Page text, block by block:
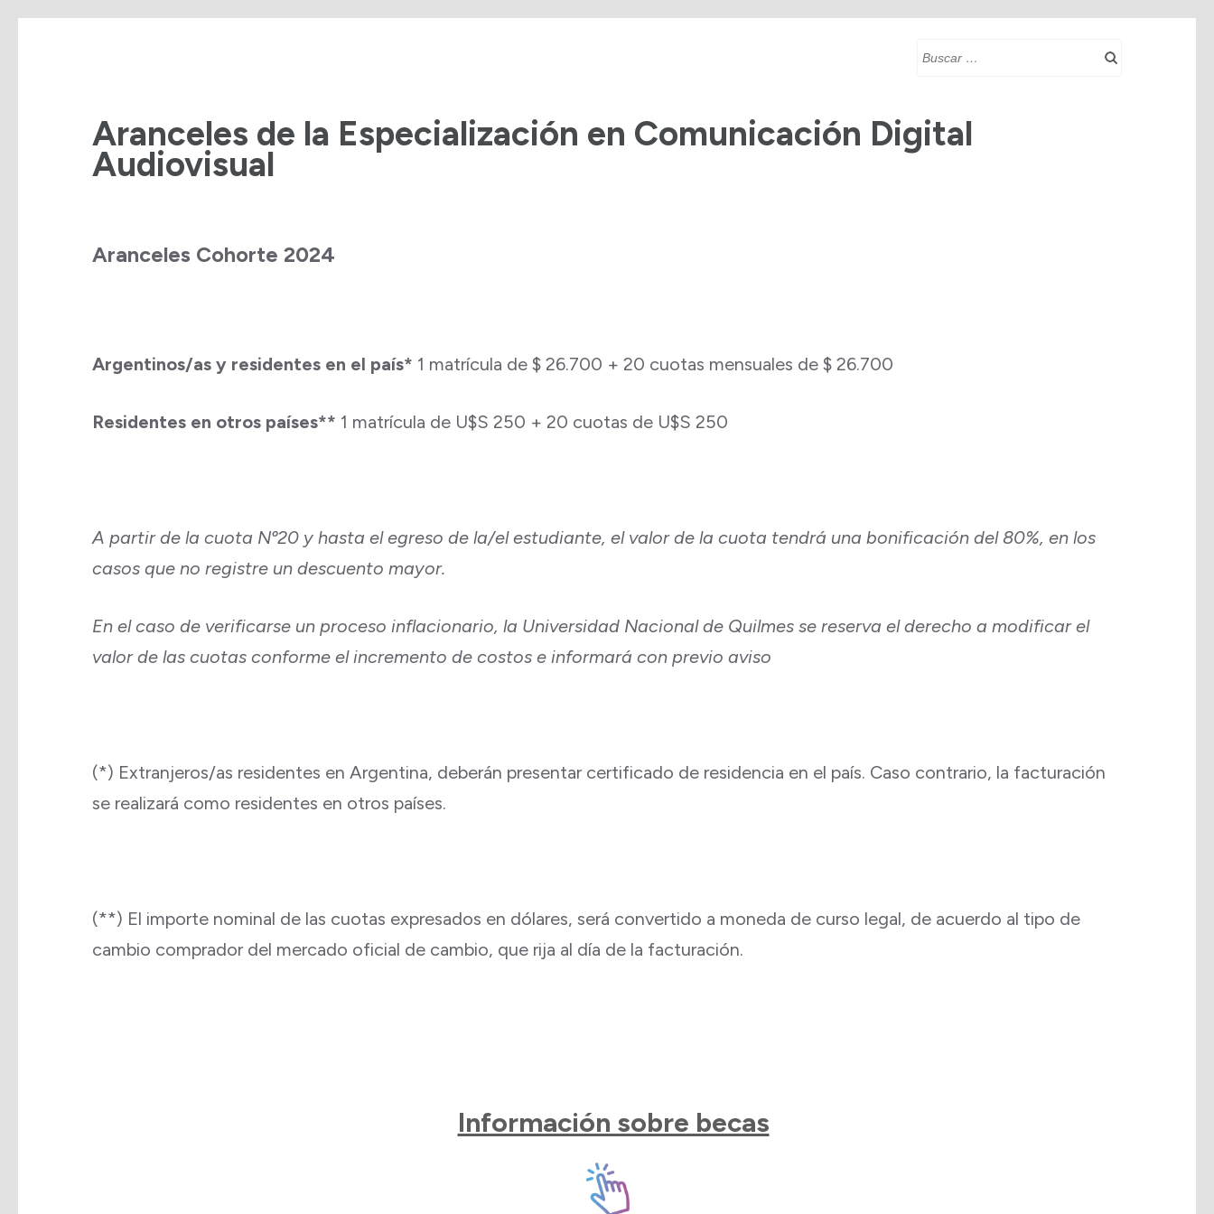
Buscar:
Aranceles de la Especialización en Comunicación Digital
Audiovisual
Aranceles Cohorte 2024
Argentinos/as y residentes en el país* 1 matrícula de $ 26.700 + 20 cuotas mensuales de $ 26.700
Residentes en otros países** 1 matrícula de U$S 250 + 20 cuotas de U$S 250
A partir de la cuota Nº20 y hasta el egreso de la/el estudiante, el valor de la cuota tendrá una bonificación del 80%, en los
casos que no registre un descuento mayor.
En el caso de verificarse un proceso inflacionario, la Universidad Nacional de Quilmes se reserva el derecho a modificar el
valor de las cuotas conforme el incremento de costos e informará con previo aviso
(*) Extranjeros/as residentes en Argentina, deberán presentar certificado de residencia en el país. Caso contrario, la facturación
se realizará como residentes en otros países.
(**) El importe nominal de las cuotas expresados en dólares, será convertido a moneda de curso legal, de acuerdo al tipo de
cambio comprador del mercado oficial de cambio, que rija al día de la facturación.
Información sobre becas